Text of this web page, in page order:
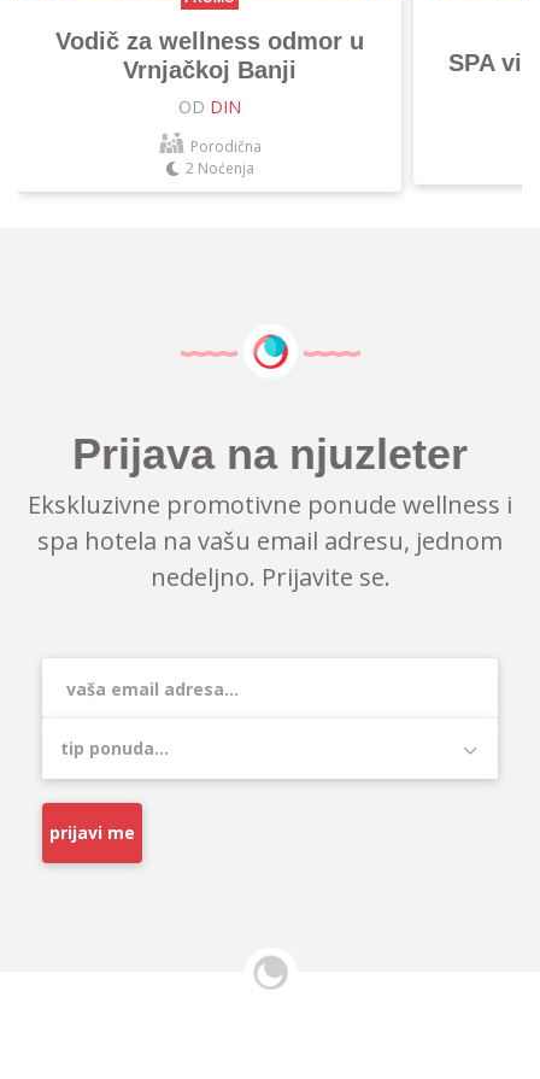
Vodič za wellness odmor u
Vrnjačkoj Banji
OD DIN
Porodična
2 Noćenja
SPA
Prijava na njuzleter
Ekskluzivne promotivne ponude wellness i
spa hotela na vašu email adresu, jednom
nedeljno. Prijavite se.
prijavi me